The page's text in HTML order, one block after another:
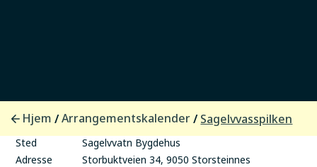
Hjem /Arrangementskalender / Sagelvvasspilken
Arrangør
Sagevvatn Bygdelag
Sted
Sagelvvatn Bygdehus
Adresse
Storbuktveien 34, 9050 Storsteinnes